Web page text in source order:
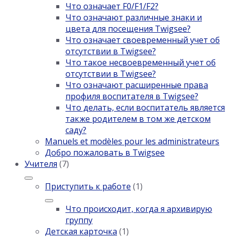
Что означает F0/F1/F2?
Что означают различные знаки и
цвета для посещения Twigsee?
Что означает своевременный учет об
отсутствии в Twigsee?
Что такое несвоевременный учет об
отсутствии в Twigsee?
Что означают расширенные права
профиля воспитателя в Twigsee?
Что делать, если воспитатель является
также родителем в том же детском
саду?
Manuels et modèles pour les administrateurs
Добро пожаловать в Twigsee
Учителя (7)
Приступить к работе (1)
Что происходит, когда я архивирую
группу
Детская карточка (1)